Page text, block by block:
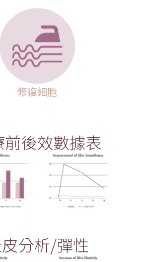
修復細胞
前後效數據表
分析/彈性